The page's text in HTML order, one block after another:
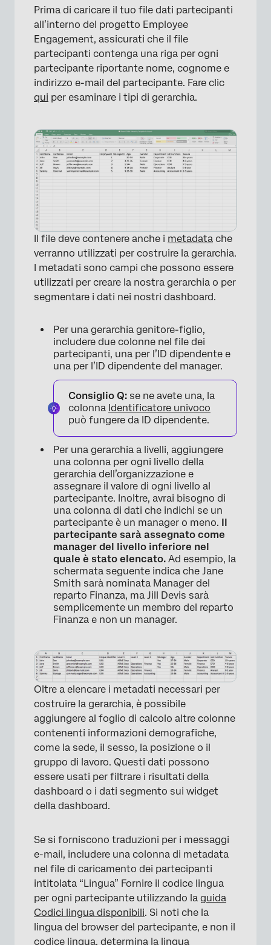
Prima di caricare il tuo file dati partecipanti
all’interno del progetto Employee
Engagement, assicurati che il file
partecipanti contenga una riga per ogni
partecipante riportante nome, cognome e
indirizzo e-mail del partecipante. Fare clic
qui per esaminare i tipi di gerarchia.
Il file deve contenere anche i metadata che
verranno utilizzati per costruire la gerarchia.
I metadati sono campi che possono essere
utilizzati per creare la nostra gerarchia o per
segmentare i dati nei nostri dashboard.
Per una gerarchia genitore-figlio,
includere due colonne nel file dei
partecipanti, una per l’ID dipendente e
una per l’ID dipendente del manager.
Consiglio Q: se ne avete una, la
colonna Identificatore univoco
può fungere da ID dipendente.
Per una gerarchia a livelli, aggiungere
una colonna per ogni livello della
gerarchia dell’organizzazione e
assegnare il valore di ogni livello al
partecipante. Inoltre, avrai bisogno di
una colonna di dati che indichi se un
partecipante è un manager o meno. Il
partecipante sarà assegnato come
manager del livello inferiore nel
quale è stato elencato. Ad esempio, la
schermata seguente indica che Jane
Smith sarà nominata Manager del
reparto Finanza, ma Jill Devis sarà
semplicemente un membro del reparto
Finanza e non un manager.
Oltre a elencare i metadati necessari per
costruire la gerarchia, è possibile
aggiungere al foglio di calcolo altre colonne
contenenti informazioni demografiche,
come la sede, il sesso, la posizione o il
gruppo di lavoro. Questi dati possono
essere usati per filtrare i risultati della
dashboard o i dati segmento sui widget
della dashboard.
Se si forniscono traduzioni per i messaggi
e-mail, includere una colonna di metadata
nel file di caricamento dei partecipanti
intitolata “Lingua” Fornire il codice lingua
per ogni partecipante utilizzando la guida
Codici lingua disponibili. Si noti che la
lingua del browser del partecipante, e non il
codice lingua, determina la lingua